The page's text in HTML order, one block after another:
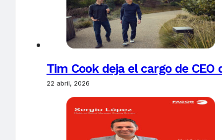
Tim Cook deja el cargo de
22 abril, 2026